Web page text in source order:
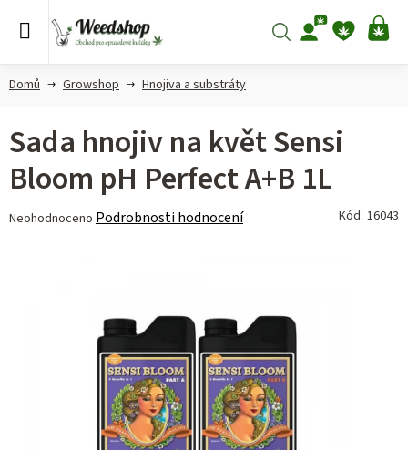
Hledat
Domů Growshop Hnojiva a substráty
Sada hnojiv na květ Sensi
Bloom pH Perfect A+B 1L
Průměrné
Neohodnoceno Podrobnosti hodnocení Kód: 16043